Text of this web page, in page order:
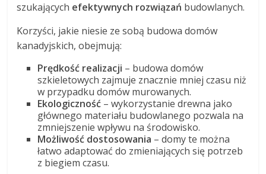
szukających efektywnych rozwiązań budowlanych.
Korzyści, jakie niesie ze sobą budowa domów
kanadyjskich, obejmują:
Prędkość realizacji – budowa domów
szkieletowych zajmuje znacznie mniej czasu niż
w przypadku domów murowanych.
Ekologiczność – wykorzystanie drewna jako
głównego materiału budowlanego pozwala na
zmniejszenie wpływu na środowisko.
Możliwość dostosowania – domy te można
łatwo adaptować do zmieniających się potrzeb
z biegiem czasu.